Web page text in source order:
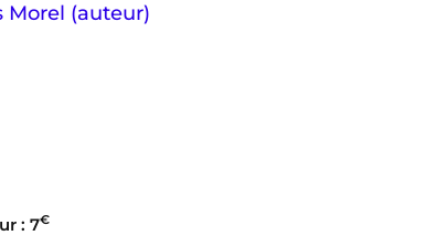
Morel (auteur)
: 7€